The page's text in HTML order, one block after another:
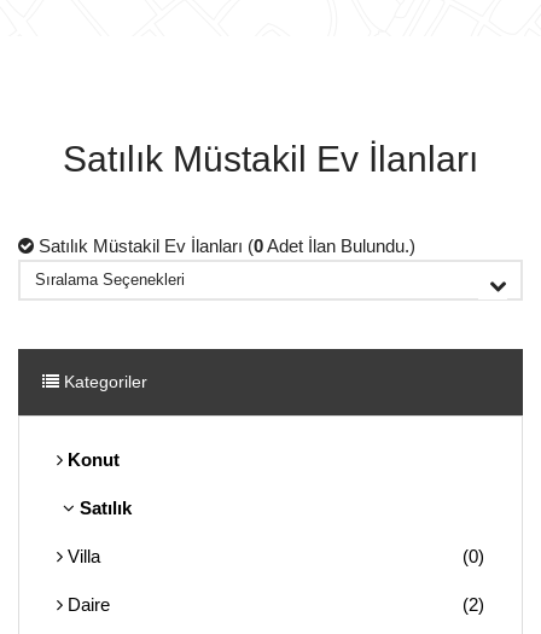
Satılık Müstakil Ev İlanları
Satılık Müstakil Ev İlanları (0Adet İlan Bulundu.)
Kategoriler
Konut
Satılık
Villa (0)
Daire (2)